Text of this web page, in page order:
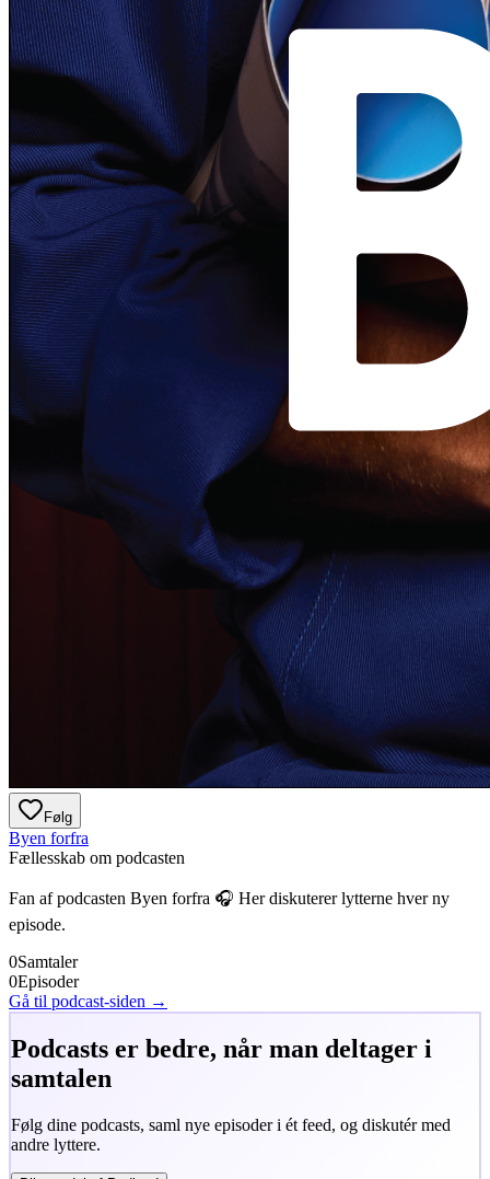
Følg
Byen forfra
Fællesskab om podcasten
Fan af podcasten Byen forfra 🎧 Her diskuterer lytterne hver ny
episode.
0Samtaler
0Episoder
Gå til podcast-siden →
Podcasts er bedre, når man deltager i
samtalen
Følg dine podcasts, saml nye episoder i ét feed, og diskutér med
andre lyttere.